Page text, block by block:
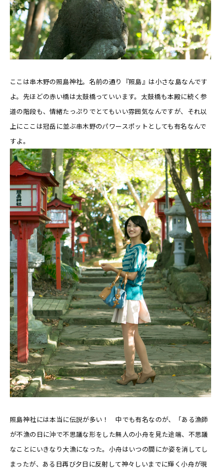
ここは串木野の照島神社。名前の通り『照島』は小さな島なんです
よ。先ほどの赤い橋は太鼓橋っていいます。太鼓橋も本殿に続く参
道の階段も、情緒たっぷりでとてもいい雰囲気なんですが、それ以
上にここは冠岳に並ぶ串木野のパワースポットとしても有名なんで
すよ。
照島神社には本当に伝説が多い！ 中でも有名なのが、「ある漁師
が不漁の日に沖で不思議な形をした無人の小舟を見た途端、不思議
なことにいきなり大漁になった。小舟はいつの間にか姿を消してし
まったが、ある日再び夕日に反射して神々しいまでに輝く小舟が現